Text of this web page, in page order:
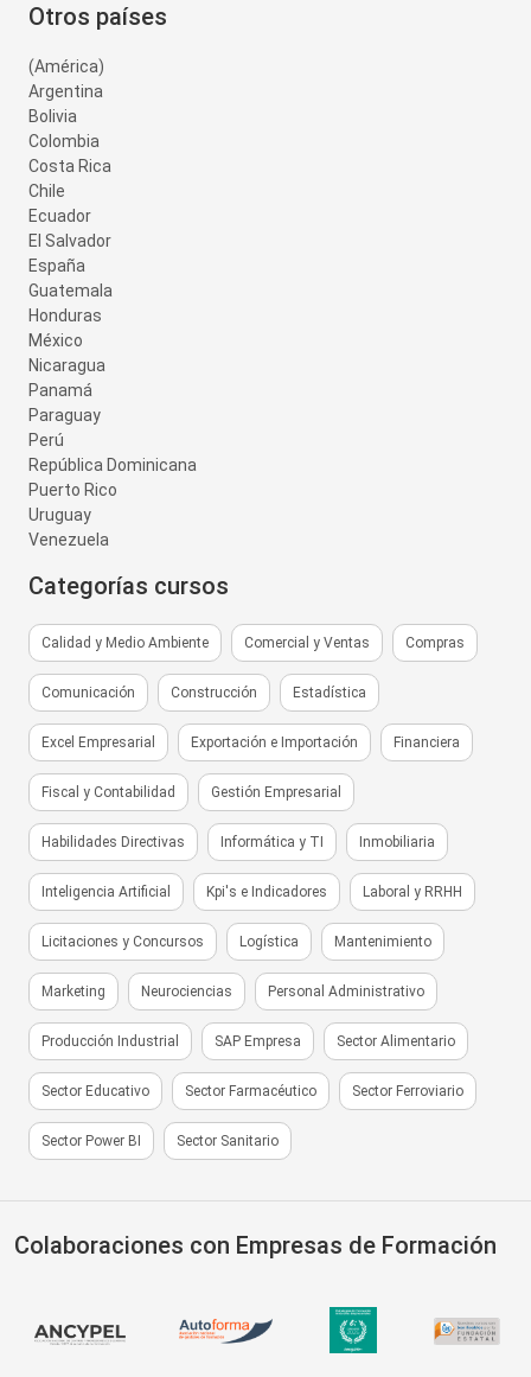
Otros países
(América)
Argentina
Bolivia
Colombia
Costa Rica
Chile
Ecuador
El Salvador
España
Guatemala
Honduras
México
Nicaragua
Panamá
Paraguay
Perú
República Dominicana
Puerto Rico
Uruguay
Venezuela
Categorías cursos
Calidad y Medio Ambiente Comercial y Ventas Compras
Comunicación Construcción Estadística
Excel Empresarial Exportación e Importación Financiera
Fiscal y Contabilidad Gestión Empresarial
Habilidades Directivas Informática y TI Inmobiliaria
Inteligencia Artificial Kpi's e Indicadores Laboral y RRHH
Licitaciones y Concursos Logística Mantenimiento
Marketing Neurociencias Personal Administrativo
Producción Industrial SAP Empresa Sector Alimentario
Sector Educativo Sector Farmacéutico Sector Ferroviario
Sector Power BI Sector Sanitario
Colaboraciones con Empresas de Formación